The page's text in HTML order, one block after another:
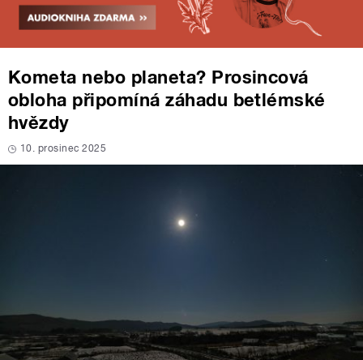
Kometa nebo planeta? Prosincová
obloha připomíná záhadu betlémské
hvězdy
10. prosinec 2025